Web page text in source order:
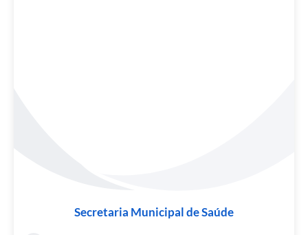
Secretaria Municipal de Saúde